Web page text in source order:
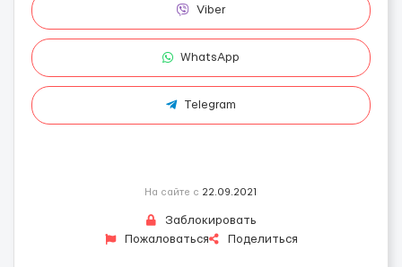
Viber
WhatsApp
Telegram
На сайте с 22.09.2021
Заблокировать
Пожаловаться
Поделиться